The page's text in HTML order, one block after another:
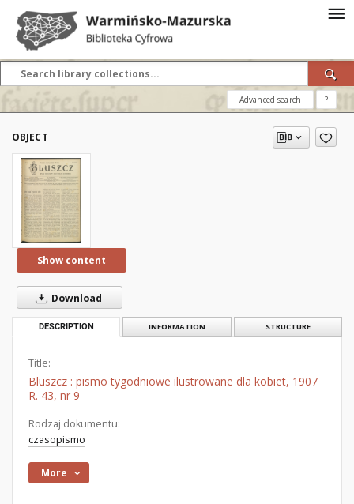
Advanced search ?
OBJECT
Show content
Download
DESCRIPTION INFORMATION STRUCTURE
Title:
Bluszcz : pismo tygodniowe ilustrowane dla kobiet, 1907
R. 43, nr 9
Rodzaj dokumentu:
czasopismo
More